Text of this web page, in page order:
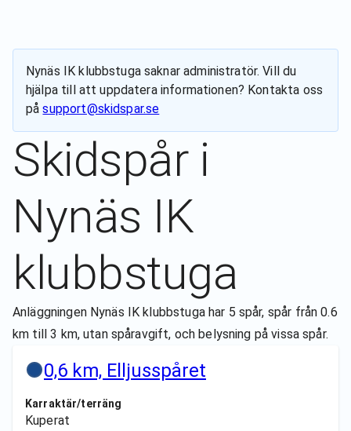
Nynäs IK klubbstugasaknar administratör. Vill du
hjälpa till att uppdatera informationen? Kontakta oss
på support@skidspar.se
Skidspår i
Nynäs IK
klubbstuga
Anläggningen Nynäs IK klubbstuga har 5 spår, spår från 0.6
km till 3 km, utan spåravgift, och belysning på vissa spår.
0,6 km, Elljusspåret
Karraktär/terräng
Kuperat